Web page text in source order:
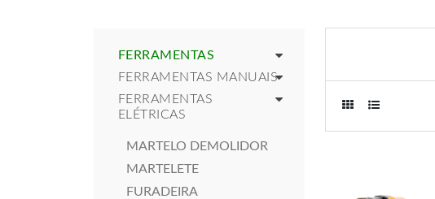
FERRAMENTAS
FERRAMENTAS MANUAIS
FERRAMENTAS
ELÉTRICAS
MARTELO DEMOLIDOR
MARTELETE
FURADEIRA